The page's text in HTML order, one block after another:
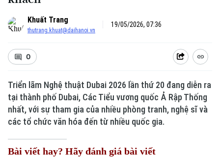
Khuất Trang
thutrang.khuat@daihanoi.vn
19/05/2026, 07:36
0
Triển lãm Nghệ thuật Dubai 2026 lần thứ 20 đang diễn ra
tại thành phố Dubai, Các Tiểu vương quốc Ả Rập Thống
nhất, với sự tham gia của nhiều phòng tranh, nghệ sĩ và
các tổ chức văn hóa đến từ nhiều quốc gia.
Bài viết hay? Hãy đánh giá bài viết